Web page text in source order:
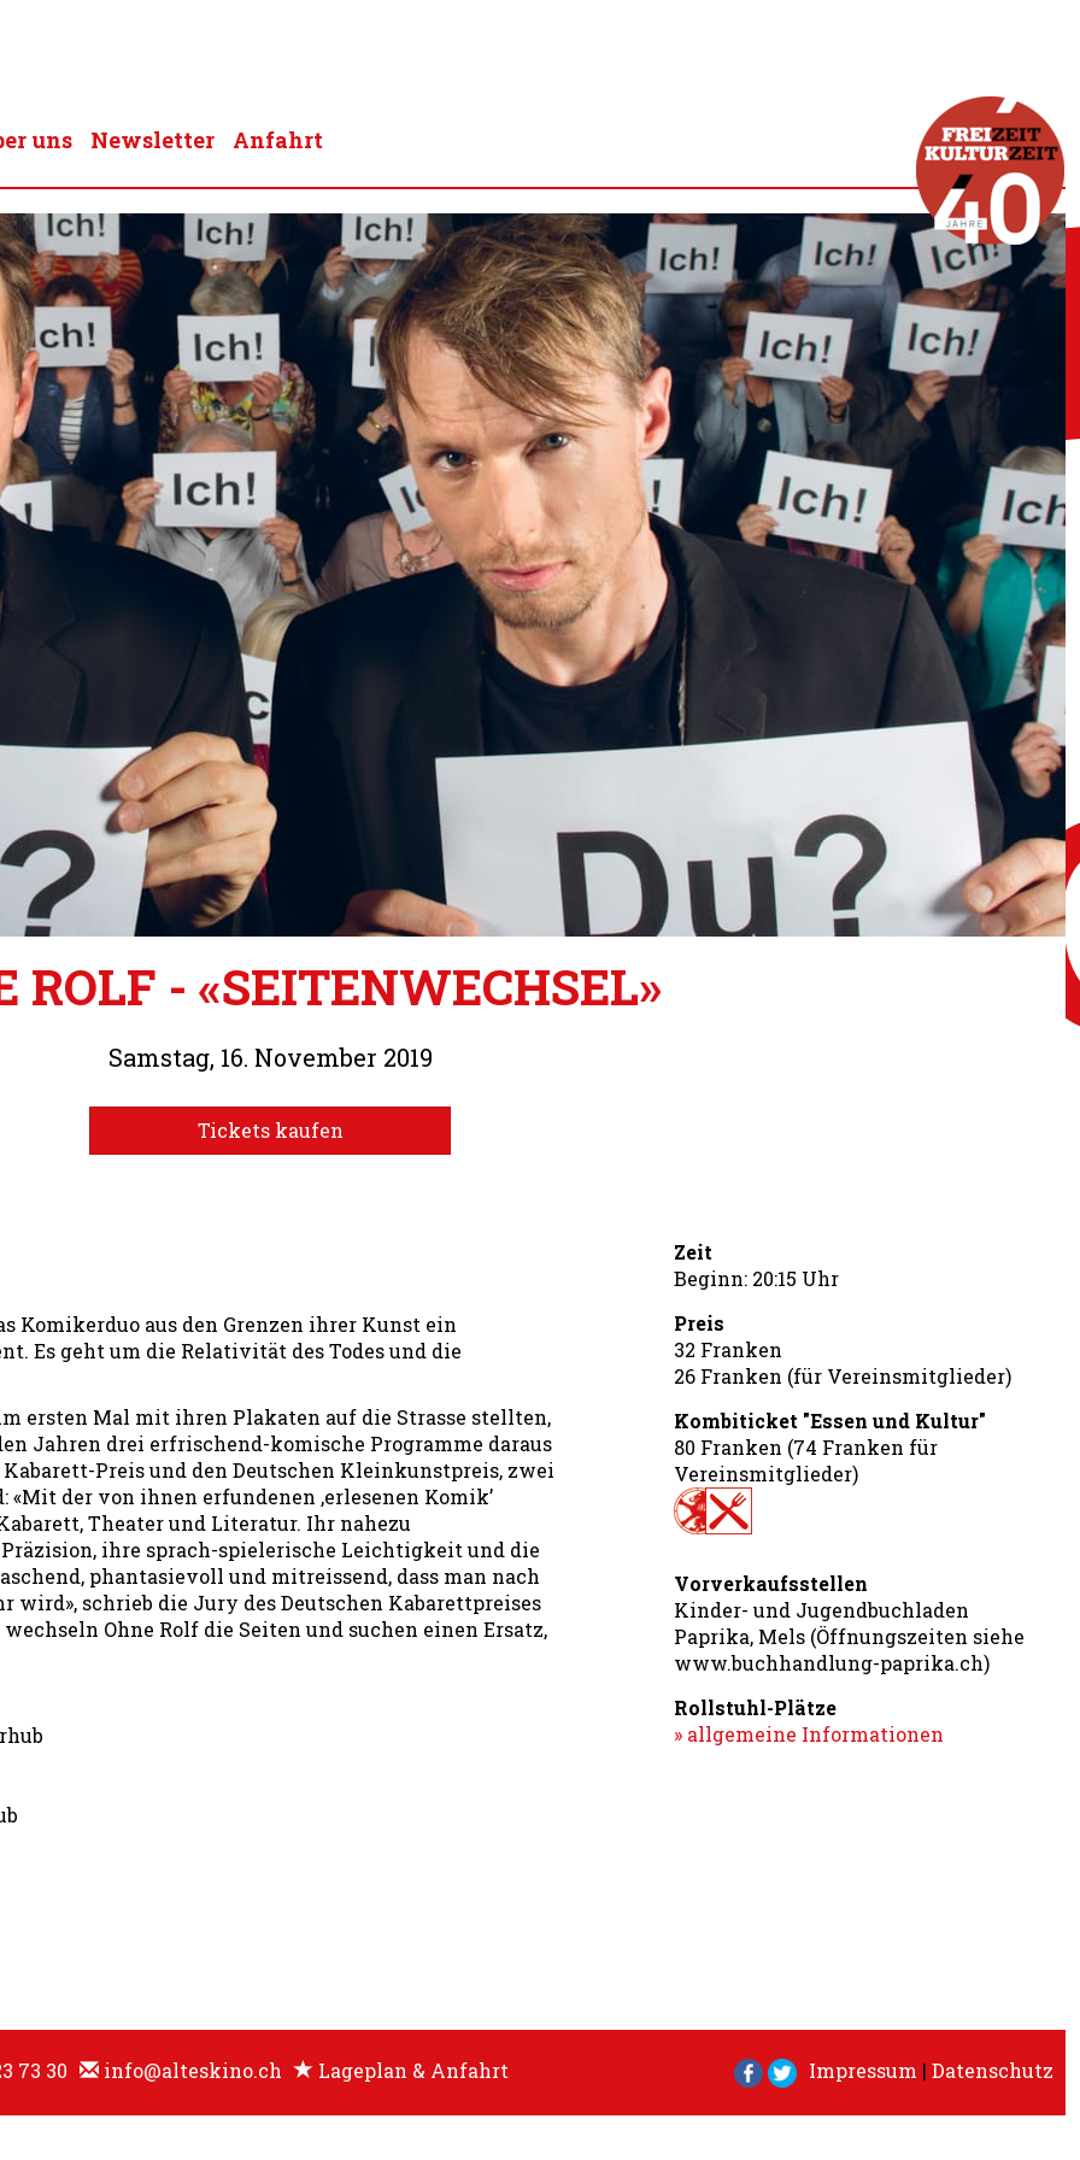
uns Newsletter Anfahrt
ROLF - «SEITENWECHSEL»
Samstag, 16. November 2019
Tickets kaufen
Zeit
Beginn: 20:15 Uhr
Preis
32 Franken
26 Franken (für Vereinsmitglieder)
Kombiticket "Essen und Kultur"
80 Franken (74 Franken für
Vereinsmitglieder)
Vorverkaufsstellen
Kinder- und Jugendbuchladen
Paprika, Mels (Öffnungszeiten siehe
www.buchhandlung-paprika.ch)
Rollstuhl-Plätze
» allgemeine Informationen
Komikerduo aus den Grenzen ihrer Kunst ein
Es geht um die Relativität des Todes und die
ersten Mal mit ihren Plakaten auf die Strasse stellten,
Jahren drei erfrischend-komische Programme daraus
Preis und den Deutschen Kleinkunstpreis, zwei
der von ihnen erfundenen ‚erlesenen Komik’
Theater und Literatur. Ihr nahezu
ihre sprach-spielerische Leichtigkeit und die
phantasievoll und mitreissend, dass man nach
wird», schrieb die Jury des Deutschen Kabarettpreises
Ohne Rolf die Seiten und suchen einen Ersatz,
73 30 info@alteskino.ch Lageplan & Anfahrt Impressum | Datenschutz